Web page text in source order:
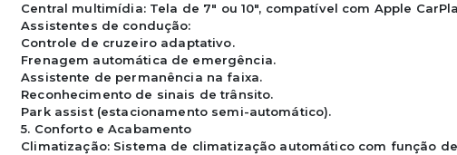
Central multimídia: Tela de 7" ou 10", compatível com Apple
Assistentes de condução:
Controle de cruzeiro adaptativo.
Frenagem automática de emergência.
Assistente de permanência na faixa.
Reconhecimento de sinais de trânsito.
Park assist (estacionamento semi-automático).
5. Conforto e Acabamento
Climatização: Sistema de climatização automático com função